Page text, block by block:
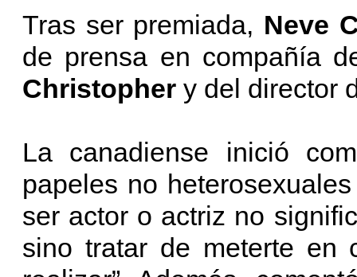
Tras ser premiada, Neve
de prensa en compañía
Christopher y del director
La canadiense inició
papeles no
ser actor o actriz no
sino tratar de meterte en